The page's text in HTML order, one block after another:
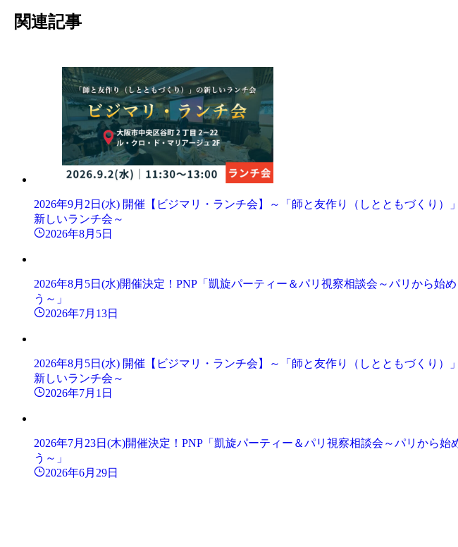
関連記事
2026年9月2日(水) 開催【ビジマリ・ランチ会】～「師と友作り（しとともづくり）
新しいランチ会～
2026年8月5日
2026年8月5日(水)開催決定！PNP「凱旋パーティー＆パリ視察相談会～パリから始め
う～」
2026年7月13日
2026年8月5日(水) 開催【ビジマリ・ランチ会】～「師と友作り（しとともづくり）
新しいランチ会～
2026年7月1日
2026年7月23日(木)開催決定！PNP「凱旋パーティー＆パリ視察相談会～パリから始
う～」
2026年6月29日